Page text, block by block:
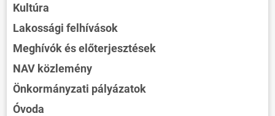
Kultúra
Lakossági felhívások
Meghívók és előterjesztések
NAV közlemény
Önkormányzati pályázatok
Óvoda